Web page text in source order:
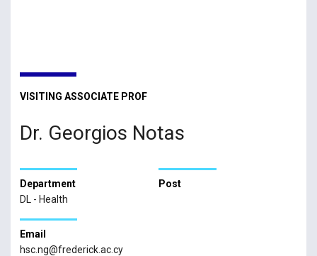
VISITING ASSOCIATE PROF
Dr. Georgios Notas
Department
DL - Health
Post
Email
hsc.ng@frederick.ac.cy